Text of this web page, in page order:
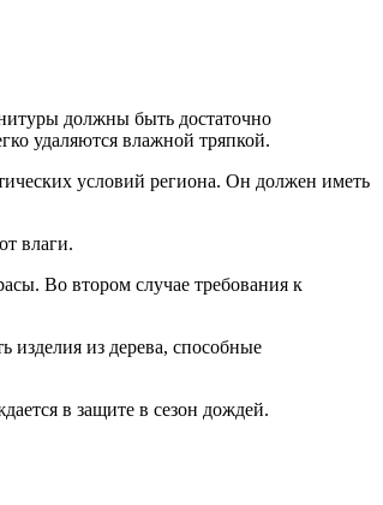
должны быть достаточно
удаляются влажной тряпкой.
условий региона. Он должен иметь
влаги.
Во втором случае требования к
изделия из дерева, способные
в защите в сезон дождей.